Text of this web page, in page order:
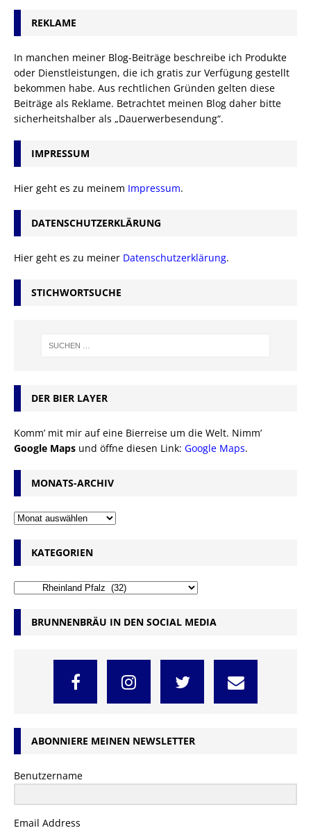
REKLAME
In manchen meiner Blog-Beiträge beschreibe ich Produkte
oder Dienstleistungen, die ich gratis zur Verfügung gestellt
bekommen habe. Aus rechtlichen Gründen gelten diese
Beiträge als Reklame. Betrachtet meinen Blog daher bitte
sicherheitshalber als „Dauerwerbesendung“.
IMPRESSUM
Hier geht es zu meinem Impressum.
DATENSCHUTZERKLÄRUNG
Hier geht es zu meiner Datenschutzerklärung.
STICHWORTSUCHE
DER BIER LAYER
Komm’ mit mir auf eine Bierreise um die Welt. Nimm’
Google Maps und öffne diesen Link: Google Maps.
MONATS-ARCHIV
KATEGORIEN
BRUNNENBRÄU IN DEN SOCIAL MEDIA
ABONNIERE MEINEN NEWSLETTER
Benutzername
Email Address